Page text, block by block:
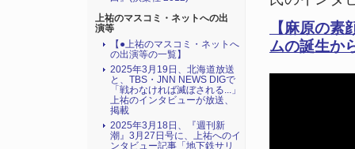
【麻原の
ムの誕生か
上祐のマスコミ・ネットへの出
演等
【●上祐のマスコミ・ネットへ
の出演等の一覧】
2025年3月19日、北海道放送
と、TBS・JNN NEWS DIGで
「戦わなければ滅ぼされる...」
上祐のインタビューが放送、
掲載
2025年3月18日、『週刊新
潮』3月27日号に、上祐へのイ
ンタビュー記事「地下鉄サリ